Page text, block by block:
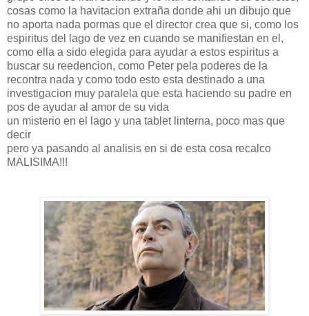
cosas como la havitacion extraña donde ahi un dibujo que
no aporta nada pormas que el director crea que si, como los
espiritus del lago de vez en cuando se manifiestan en el,
como ella a sido elegida para ayudar a estos espiritus a
buscar su reedencion, como Peter pela poderes de la
recontra nada y como todo esto esta destinado a una
investigacion muy paralela que esta haciendo su padre en
pos de ayudar al amor de su vida
un misterio en el lago y una tablet linterna, poco mas que
decir
pero ya pasando al analisis en si de esta cosa recalco
MALISIMA!!!